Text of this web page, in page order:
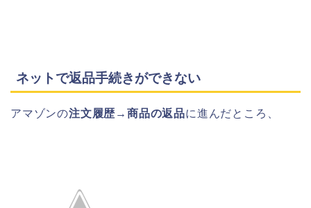
ネットで返品手続きができない
アマゾンの注文履歴→商品の返品に進んだところ、